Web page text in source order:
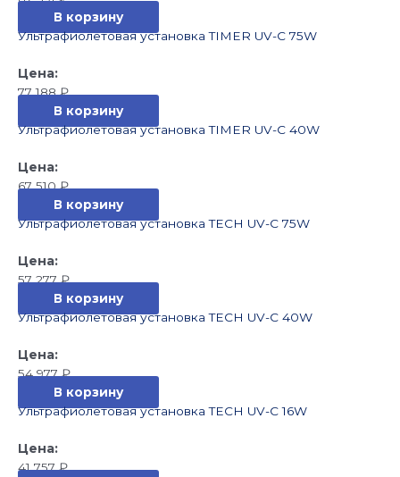
В корзину
Ультрафиолетовая установка TIMER UV-C 75W
77 188₽
В корзину
Ультрафиолетовая установка TIMER UV-C 40W
67 510₽
В корзину
Ультрафиолетовая установка TECH UV-C 75W
57 277₽
В корзину
Ультрафиолетовая установка TECH UV-C 40W
54 977₽
В корзину
Ультрафиолетовая установка TECH UV-C 16W
41 757₽